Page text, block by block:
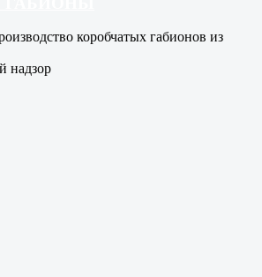
коробчатых габионов из
надзор